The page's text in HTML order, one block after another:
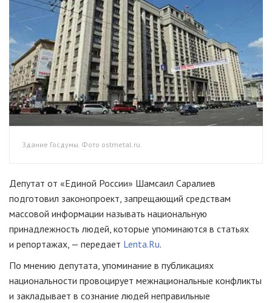
Здание Госдумы. Фото ostmetal.ru.
Депутат от «Единой России» Шамсаил Саралиев
подготовил законопроект, запрещающий средствам
массовой информации называть национальную
принадлежность людей, которые упоминаются в статьях
и репортажах, — передает Lenta.Ru.
По мнению депутата, упоминание в публикациях
национальности провоцирует межнациональные конфликты
и закладывает в сознание людей неправильные